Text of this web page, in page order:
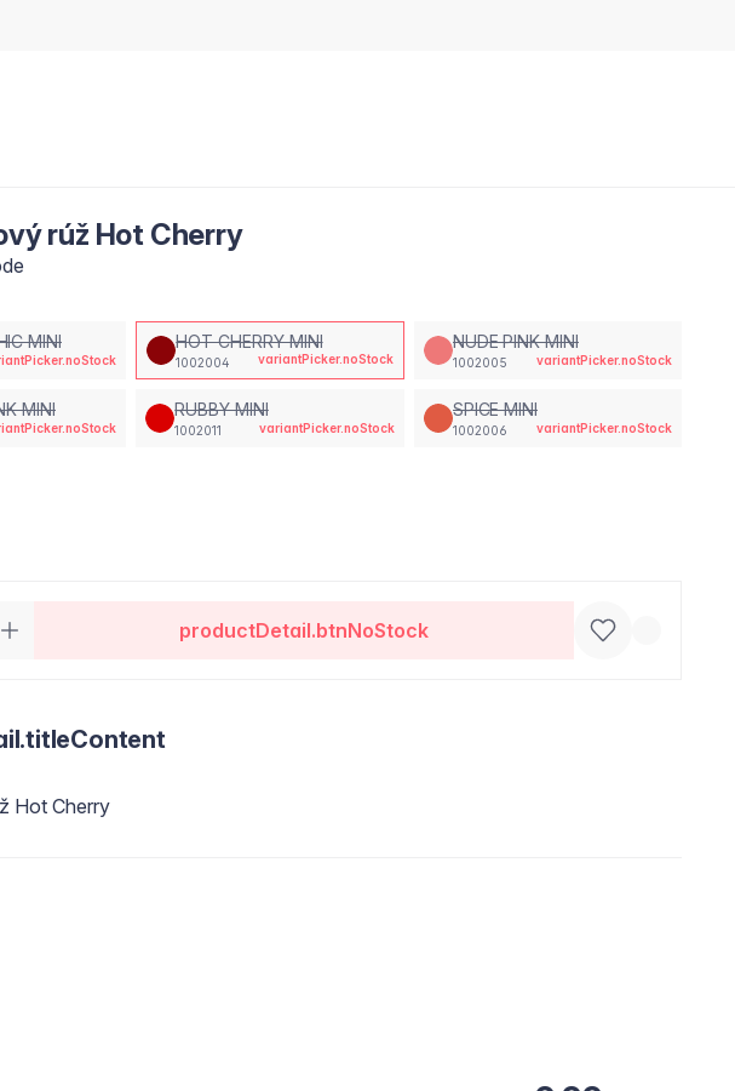
rúž Hot Cherry
MINI HOT CHERRY MINI
1002004 variantPicker.noStock
NUDE PINK MINI
1002005 variantPicker.noStock
MINI RUBBY MINI
1002011 variantPicker.noStock
SPICE MINI
1002006 variantPicker.noStock
productDetail.btnNoStock
Hot Cherry